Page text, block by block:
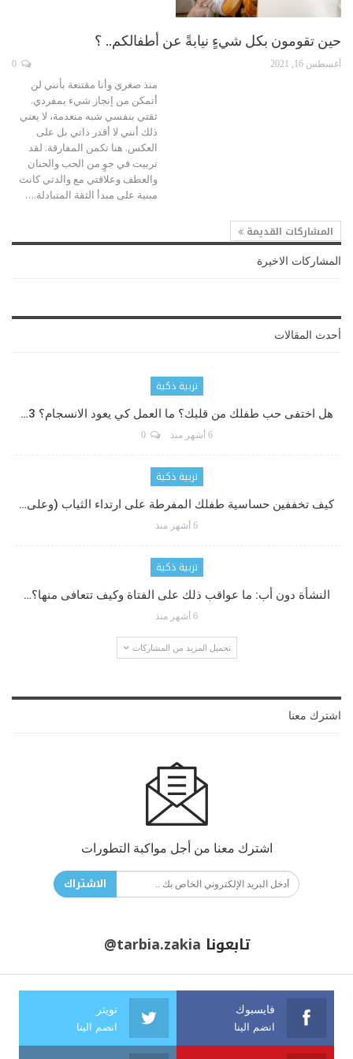
حين تقومون بكل شيءٍ نيابةً عن أطفالكم.. ؟
أغسطس 16, 2021
منذ صغري وأنا مقتنعة بأنني لن
أتمكن من إنجاز شيء بمفردي.
ثقتي بنفسي شبه منعدمة، لا يعني
ذلك أنني لا أقدر ذاتي بل على
العكس. هنا تكمن المفارقة. لقد
تربيت في جوٍ من الحب والحنان
والعطف وعلاقتي مع والدتي كانت
مبنية على مبدأ الثقة المتبادلة.…
المشاركات القديمة
المشاركات الاخيرة
أحدث المقالات
تربية ذكية
هل اختفى حب طفلك من قلبك؟ ما العمل كي يعود الانسجام؟ 3…
6 أشهر منذ 0
تربية ذكية
كيف تخففين حساسية طفلك المفرطة على ارتداء الثياب (وعلى…
6 أشهر منذ
تربية ذكية
النشأة دون أب: ما عواقب ذلك على الفتاة وكيف تتعافى منها؟…
6 أشهر منذ
تحميل المزيد من المشاركات
اشترك معنا
اشترك معنا من أجل مواكبة التطورات
الاشتراك
تابعونا @tarbia.zakia
فايسبوك
انضم الينا
تويتر
انضم الينا